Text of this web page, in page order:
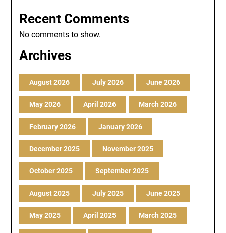
Recent Comments
No comments to show.
Archives
August 2026 July 2026 June 2026
May 2026 April 2026 March 2026
February 2026 January 2026
December 2025 November 2025
October 2025 September 2025
August 2025 July 2025 June 2025
May 2025 April 2025 March 2025